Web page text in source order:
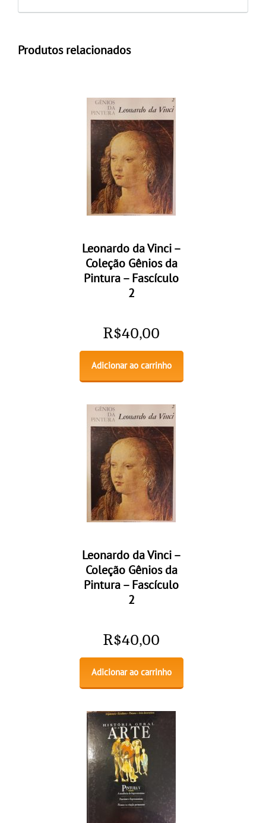
Produtos relacionados
Leonardo da Vinci –
Coleção Gênios da
Pintura – Fascículo
2
R$40,00
Adicionar ao carrinho
Leonardo da Vinci –
Coleção Gênios da
Pintura – Fascículo
2
R$40,00
Adicionar ao carrinho